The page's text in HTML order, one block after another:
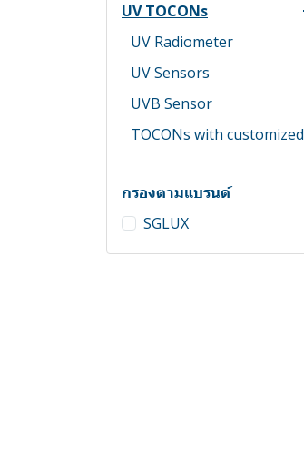
Crocodile clips - ปากคีบ
จระเข้
Kelvin Programme
KITs
Measuring leads
Plugs
Quick-release terminals
Sockets
Storage
UV TOCONs
UV Radiometer
UV Sensors
UVB Sensor
TOCONs with customized
Galliumphosphide (GaP)
Blue light
VUV (Vacuum UV)
กรองตามแบรนด์
SGLUX